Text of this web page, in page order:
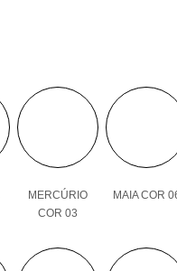
MERCÚRIO
COR 03
MAIA COR